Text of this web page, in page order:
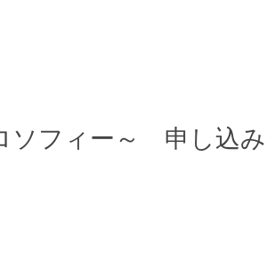
ソフィー～ 申し込